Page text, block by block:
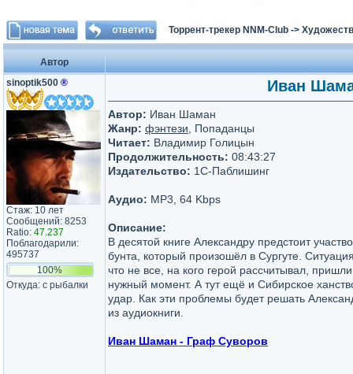
Торрент-трекер NNM-Club ->
Автор
sinoptik500 ®
Стаж: 10 лет
Сообщений: 8253
Ratio: 47.237
Поблагодарили:
495737
100%
Откуда: с рыбалки
Иван
Автор: Иван Шаман
Жанр: фэнтези , Попаданцы
Читает: Владимир Голицын
Продолжительность: 08:43:27
Издательство: 1С-Паблишинг
Аудио: MP3, 64 Kbps
Описание:
В десятой книге Александру предстоит
бунта, который произошёл в Сургуте.
что не все, на кого герой рассчитывал,
нужный момент. А тут ещё и Сибирское
удар. Как эти проблемы будет решать
из аудиокниги.
Иван Шаман - Граф Суворов